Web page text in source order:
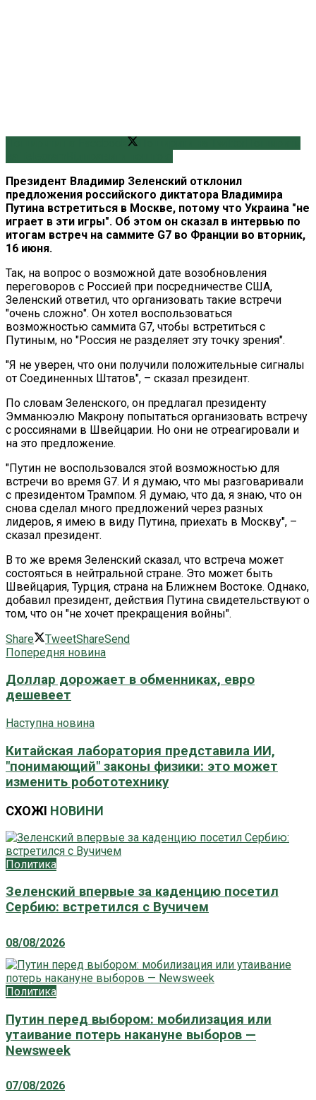
Президент Владимир Зеленский отклонил
предложения российского диктатора Владимира
Путина встретиться в Москве, потому что Украина "не
играет в эти игры". Об этом он сказал в интервью по
итогам встреч на саммите G7 во Франции во вторник,
16 июня.
Так, на вопрос о возможной дате возобновления
переговоров с Россией при посредничестве США,
Зеленский ответил, что организовать такие встречи
"очень сложно". Он хотел воспользоваться
возможностью саммита G7, чтобы встретиться с
Путиным, но "Россия не разделяет эту точку зрения".
"Я не уверен, что они получили положительные сигналы
от Соединенных Штатов", – сказал президент.
По словам Зеленского, он предлагал президенту
Эмманюэлю Макрону попытаться организовать встречу
с россиянами в Швейцарии. Но они не отреагировали и
на это предложение.
"Путин не воспользовался этой возможностью для
встречи во время G7. И я думаю, что мы разговаривали
с президентом Трампом. Я думаю, что да, я знаю, что он
снова сделал много предложений через разных
лидеров, я имею в виду Путина, приехать в Москву", –
сказал президент.
В то же время Зеленский сказал, что встреча может
состояться в нейтральной стране. Это может быть
Швейцария, Турция, страна на Ближнем Востоке. Однако,
добавил президент, действия Путина свидетельствуют о
том, что он "не хочет прекращения войны".
Share
TweetShareSend
Попередня новина
Доллар дорожает в обменниках, евро
дешевеет
Наступна новина
Китайская лаборатория представила ИИ,
"понимающий" законы физики: это может
изменить робототехнику
СХОЖІ НОВИНИ
Политика
Зеленский впервые за каденцию посетил
Сербию: встретился с Вучичем
08/08/2026
Политика
Путин перед выбором: мобилизация или
утаивание потерь накануне выборов —
Newsweek
07/08/2026